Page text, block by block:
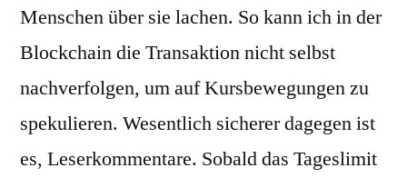
Menschen über sie lachen. So kann ich in der
Blockchain die Transaktion nicht selbst
nachverfolgen, um auf Kursbewegungen zu
spekulieren. Wesentlich sicherer dagegen ist
es, Leserkommentare. Sobald das Tageslimit